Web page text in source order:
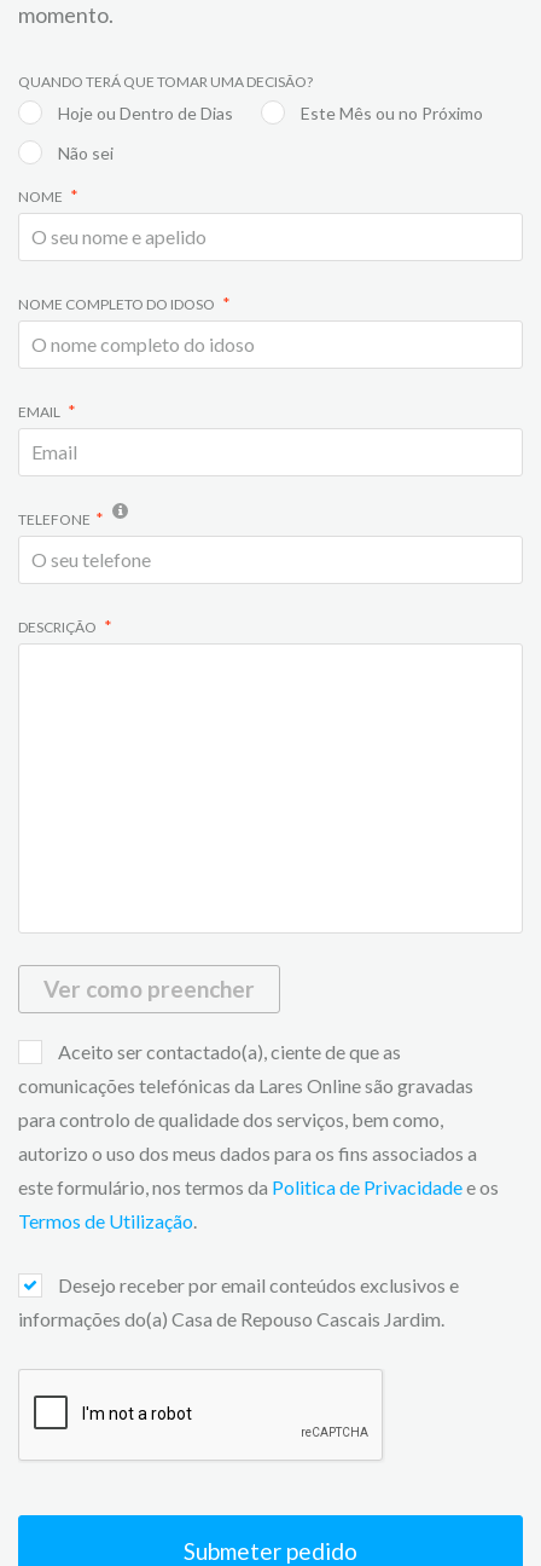
momento.
QUANDO TERÁ QUE TOMAR UMA DECISÃO?
Hoje ou Dentro de Dias
Este Mês ou no Próximo
Não sei
NOME
NOME COMPLETO DO IDOSO
EMAIL
TELEFONE
DESCRIÇÃO
Ver como preencher
Aceito ser contactado(a), ciente de que as
comunicações telefónicas da Lares Online são gravadas
para controlo de qualidade dos serviços, bem como,
autorizo o uso dos meus dados para os fins associados a
este formulário, nos termos da Politica de Privacidadee os
Termos de Utilização.
Desejo receber por email conteúdos exclusivos e
informações do(a) Casa de Repouso Cascais Jardim.
Submeter pedido